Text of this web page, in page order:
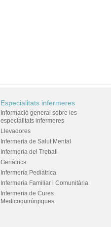
Especialitats infermeres
Informació general sobre les
especialitats infermeres
Llevadores
Infermeria de Salut Mental
Infermeria del Treball
Geriàtrica
Infermeria Pediàtrica
Infermeria Familiar i Comunitària
Infermeria de Cures
Medicoquirúrgiques